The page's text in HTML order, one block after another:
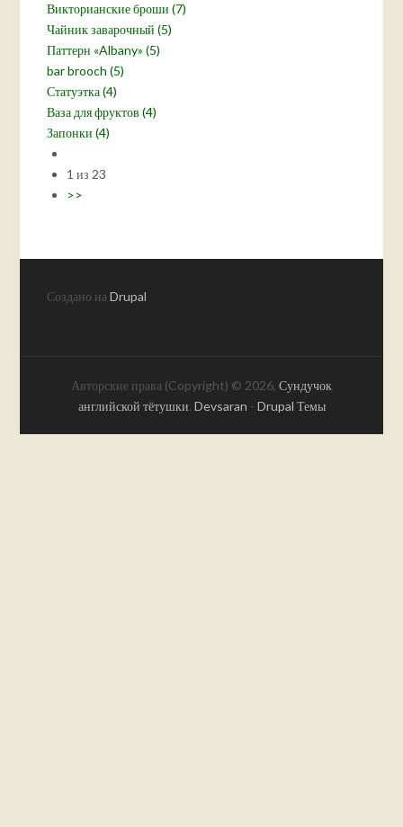
Викторианские броши (7)
Чайник заварочный (5)
Паттерн «Albany» (5)
bar brooch (5)
Статуэтка (4)
Ваза для фруктов (4)
Запонки (4)
1 из 23
>>
Создано наDrupal
Авторские права (Copyright) © 2026, Сундучок
английской тётушки. Devsaran - Drupal Темы